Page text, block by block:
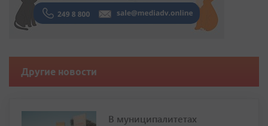
Другие новости
В муниципалитетах